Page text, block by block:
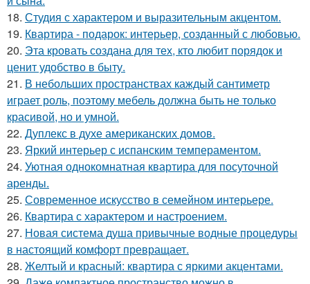
18. Студия с характером и выразительным акцентом.
19. Квартира - подарок: интерьер, созданный с любовью.
20. Эта кровать создана для тех, кто любит порядок и
ценит удобство в быту.
21. В небольших пространствах каждый сантиметр
играет роль, поэтому мебель должна быть не только
красивой, но и умной.
22. Дуплекс в духе американских домов.
23. Яркий интерьер с испанским темпераментом.
24. Уютная однокомнатная квартира для посуточной
аренды.
25. Современное искусство в семейном интерьере.
26. Квартира с характером и настроением.
27. Новая система душа привычные водные процедуры
в настоящий комфорт превращает.
28. Желтый и красный: квартира с яркими акцентами.